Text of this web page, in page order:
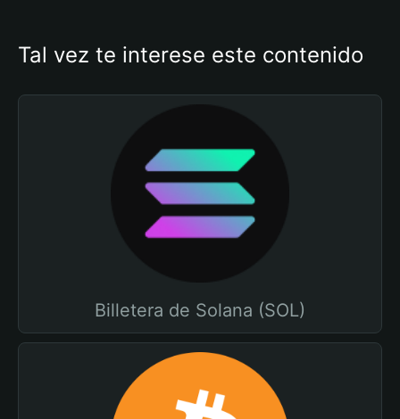
Tal vez te interese este contenido
Billetera de Solana (SOL)